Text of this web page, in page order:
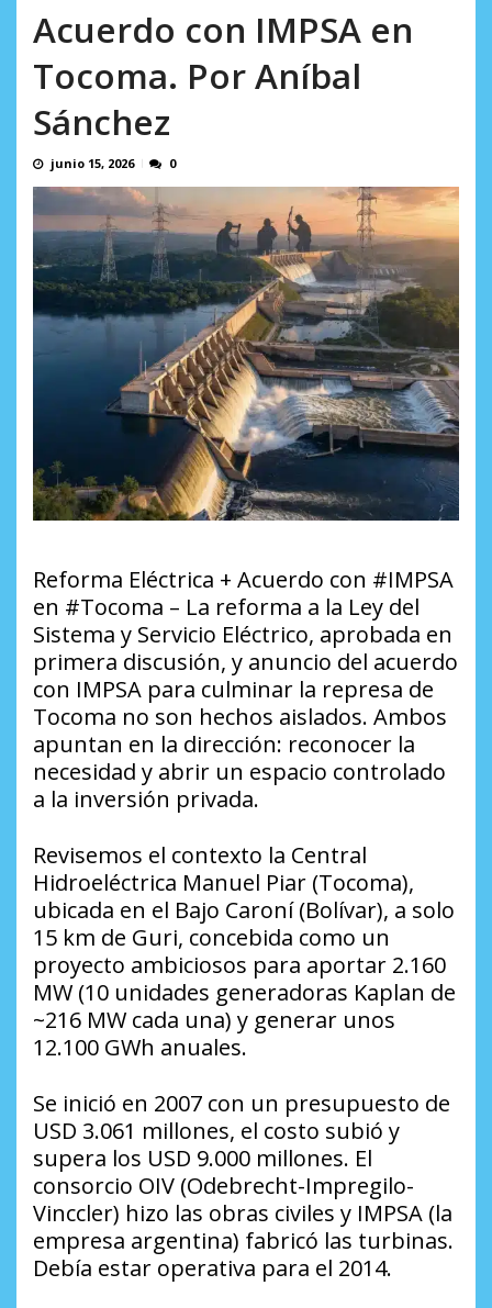
Acuerdo con IMPSA en
Tocoma. Por Aníbal
Sánchez
junio 15, 2026 0
Reforma Eléctrica + Acuerdo con #IMPSA
en #Tocoma – La reforma a la Ley del
Sistema y Servicio Eléctrico, aprobada en
primera discusión, y anuncio del acuerdo
con IMPSA para culminar la represa de
Tocoma no son hechos aislados. Ambos
apuntan en la dirección: reconocer la
necesidad y abrir un espacio controlado
a la inversión privada.
Revisemos el contexto la Central
Hidroeléctrica Manuel Piar (Tocoma),
ubicada en el Bajo Caroní (Bolívar), a solo
15 km de Guri, concebida como un
proyecto ambiciosos para aportar 2.160
MW (10 unidades generadoras Kaplan de
~216 MW cada una) y generar unos
12.100 GWh anuales.
Se inició en 2007 con un presupuesto de
USD 3.061 millones, el costo subió y
supera los USD 9.000 millones. El
consorcio OIV (Odebrecht-Impregilo-
Vinccler) hizo las obras civiles y IMPSA (la
empresa argentina) fabricó las turbinas.
Debía estar operativa para el 2014.